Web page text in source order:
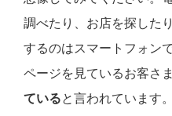
調べたり、お店を探した
するのはスマートフォン
ページを見ているお客さ
ていると言われています